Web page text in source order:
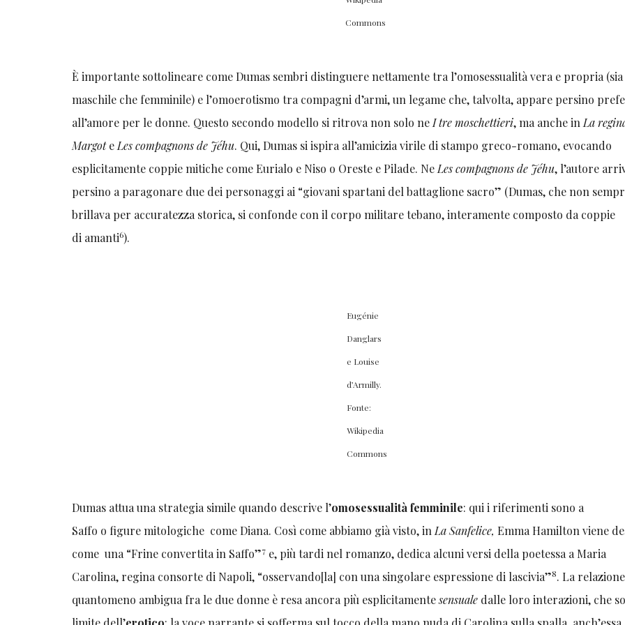
Commons
È importante sottolineare come Dumas sembri distinguere nettamente tra l’omosessualità vera e propria (sia
maschile che femminile) e l’omoerotismo tra compagni d’armi, un legame che, talvolta, appare persino
all’amore per le donne. Questo secondo modello si ritrova non solo neI tre moschettieri, ma anche inLa
MargoteLes compagnons de Jéhu. Qui, Dumas si ispira all’amicizia virile di stampo greco-romano, evocando
esplicitamente coppie mitiche come Eurialo e Niso o Oreste e Pilade. NeLes compagnons de Jéhu, l’autore
persino a paragonare due dei personaggi ai “giovani spartani del battaglione sacro” (Dumas, che non
brillava per accuratezza storica, si confonde con il corpo militare tebano, interamente composto da coppie
di amanti6).
Eugénie
Danglars
e Louise
d’Armilly.
Fonte:
Wikipedia
Commons
Dumas attua una strategia simile quando descrive l’omosessualità femminile: qui i riferimenti sono a
Saffo o figure mitologiche come Diana. Così come abbiamo già visto, inLa Sanfelice,Emma Hamilton viene
come una “Frine convertita in Saffo”7 e, più tardi nel romanzo, dedica alcuni versi della poetessa a Maria
Carolina, regina consorte di Napoli, “osservando[la] con una singolare espressione di lascivia”8. La relazione
quantomeno ambigua fra le due donne è resa ancora più esplicitamentesensuale dalle loro interazioni, che